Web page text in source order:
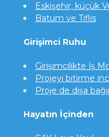
Eskişehir, küçük
Batum ve Tiflis
Girişimci Ruhu
Girişimcilikte İş
Projeyi bitirme
Proje de dışa
Hayatın İçinden